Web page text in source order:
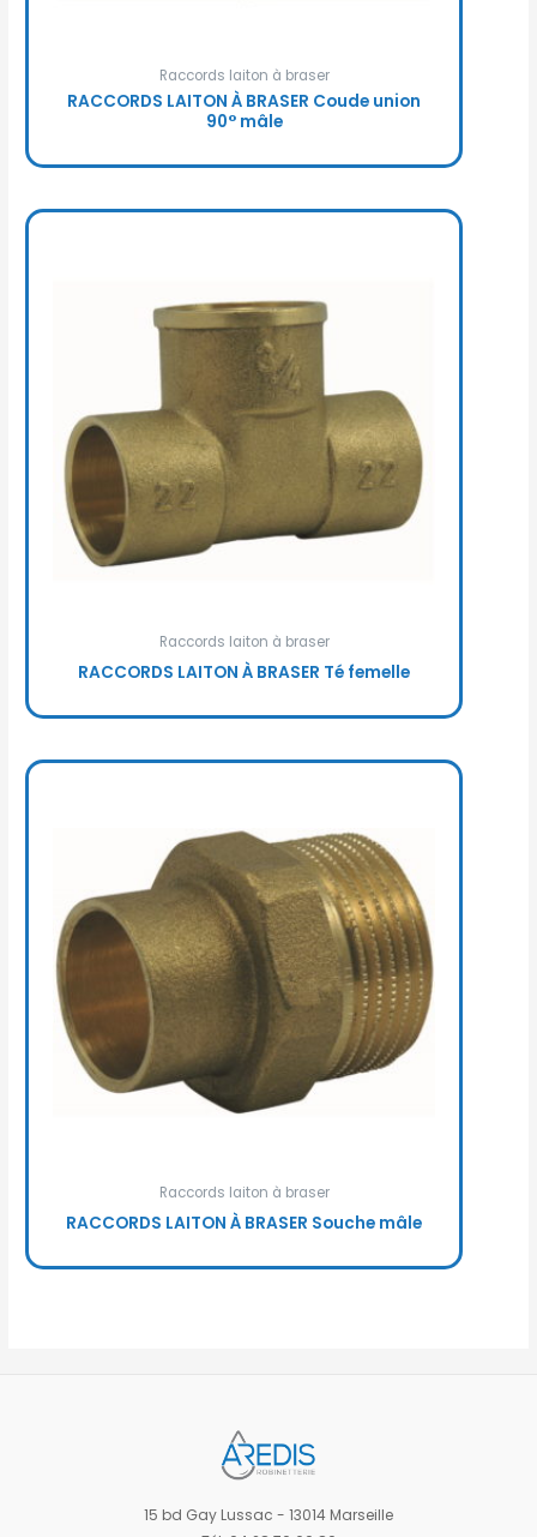
Raccords laiton à braser
RACCORDS LAITON À BRASER Coude union
90° mâle
Raccords laiton à braser
RACCORDS LAITON À BRASER Té femelle
Raccords laiton à braser
RACCORDS LAITON À BRASER Souche mâle
15 bd Gay Lussac - 13014 Marseille